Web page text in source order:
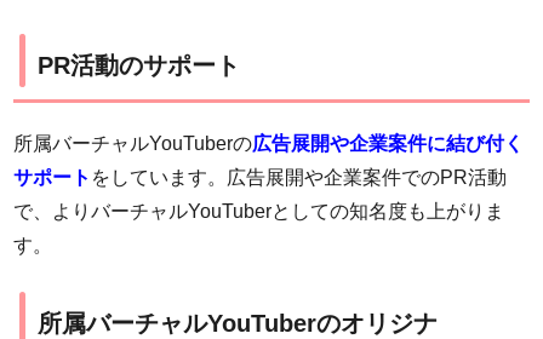
PR活動のサポート
所属バーチャルYouTuberの広告展開や企業案件に結び付く
サポート をしています。広告展開や企業案件でのPR活動
で、よりバーチャルYouTuberとしての知名度も上がりま
す。
所属バーチャルYouTuberのオリジナ